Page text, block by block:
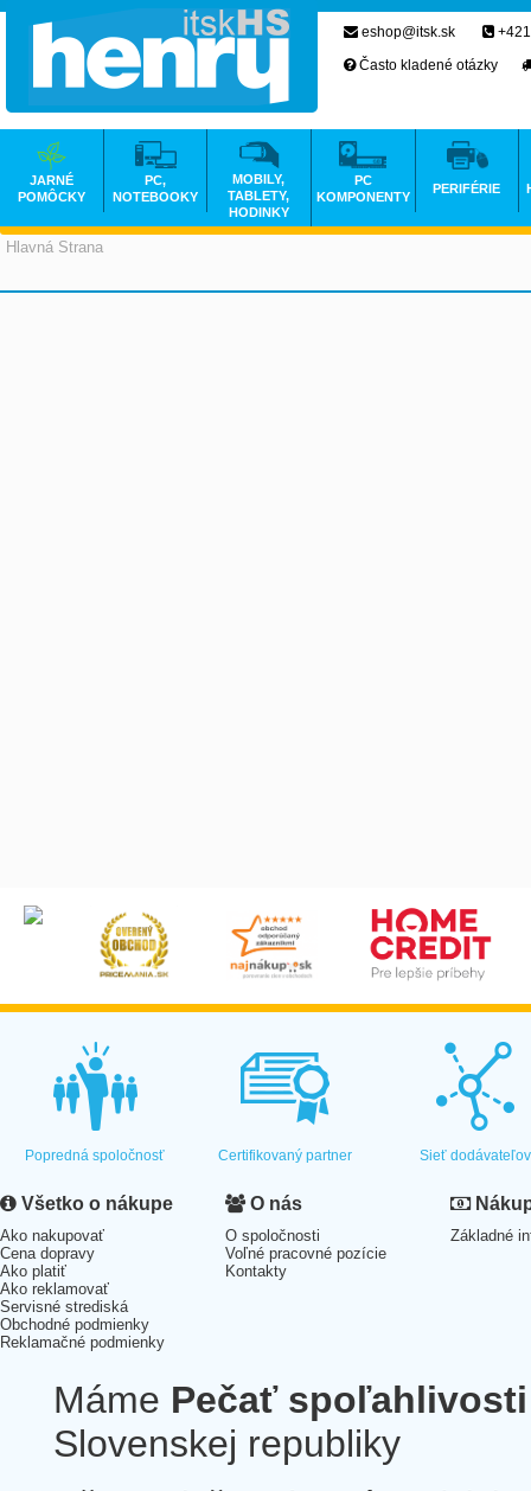
Hlavná Strana
eshop@itsk.sk
Často kladené otázky
JARNÉ
POMÔCKY
PC,
NOTEBOOKY
MOBILY,
TABLETY,
HODINKY
PC
KOMPONENTY
PERIFÉRIE
Popredná spoločnosť Certifikovaný partner Sieť dodávateľov
Všetko o nákupe
Ako nakupovať
Cena dopravy
Ako platiť
Ako reklamovať
Servisné strediská
Obchodné podmienky
Reklamačné podmienky
O nás
O spoločnosti
Voľné pracovné pozície
Kontakty
Základné
Máme Pečať spoľahlivosti
Slovenskej republiky